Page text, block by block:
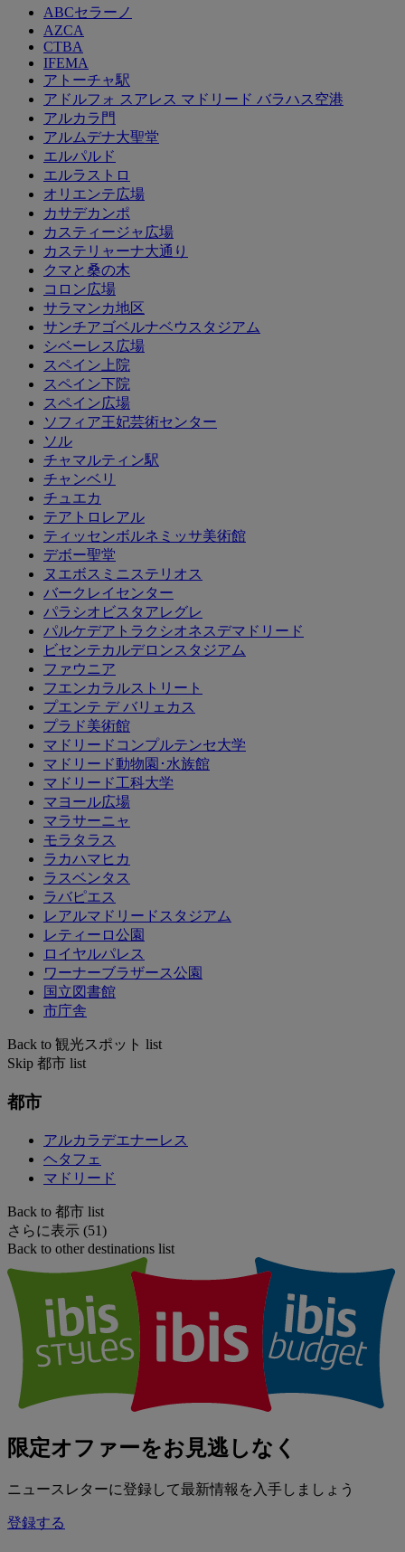
ABCセラーノ
AZCA
CTBA
IFEMA
アトーチャ駅
アドルフォ スアレス マドリード バラハス空港
アルカラ門
アルムデナ大聖堂
エルパルド
エルラストロ
オリエンテ広場
カサデカンポ
カスティージャ広場
カステリャーナ大通り
クマと桑の木
コロン広場
サラマンカ地区
サンチアゴベルナベウスタジアム
シベーレス広場
スペイン上院
スペイン下院
スペイン広場
ソフィア王妃芸術センター
ソル
チャマルティン駅
チャンベリ
チュエカ
テアトロレアル
ティッセンボルネミッサ美術館
デボー聖堂
ヌエボスミニステリオス
バークレイセンター
パラシオビスタアレグレ
パルケデアトラクシオネスデマドリード
ビセンテカルデロンスタジアム
ファウニア
フエンカラルストリート
プエンテ デ バリェカス
プラド美術館
マドリードコンプルテンセ大学
マドリード動物園･水族館
マドリード工科大学
マヨール広場
マラサーニャ
モラタラス
ラカハマヒカ
ラスベンタス
ラバピエス
レアルマドリードスタジアム
レティーロ公園
ロイヤルパレス
ワーナーブラザース公園
国立図書館
市庁舎
Back to 観光スポット list
Skip 都市 list
都市
アルカラデエナーレス
ヘタフェ
マドリード
Back to 都市 list
さらに表示 (51)
Back to other destinations list
限定オファーをお見逃しなく
ニュースレターに登録して最新情報を入手しましょう
登録する